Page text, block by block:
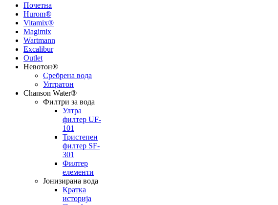
Почетна
Hurom®
Vitamix®
Magimix
Wartmann
Excalibur
Outlet
Невотон®
Сребрена вода
Ултратон
Chanson Water®
Филтри за вода
Ултра
филтер UF-
101
Тристепен
филтер SF-
301
Филтер
елементи
Јонизирана вода
Кратка
историја